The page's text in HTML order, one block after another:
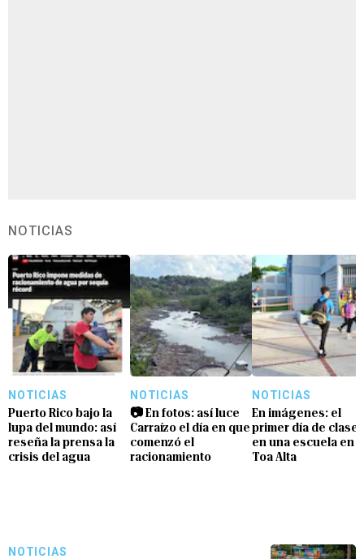
NOTICIAS
NOTICIAS
Puerto Rico bajo la
lupa del mundo: así
reseña la prensa la
crisis del agua
NOTICIAS
📷 En fotos: así luce
Carraízo el día en que
comenzó el
racionamiento
NOTICIAS
En imágenes: el
primer día de clases
en una escuela en
Toa Alta
NOTICIAS